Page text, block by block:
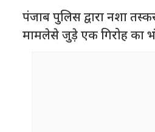
पंजाब पुलिस द्वारा नशा
मामलेसे जुड़े एक गिरोह का